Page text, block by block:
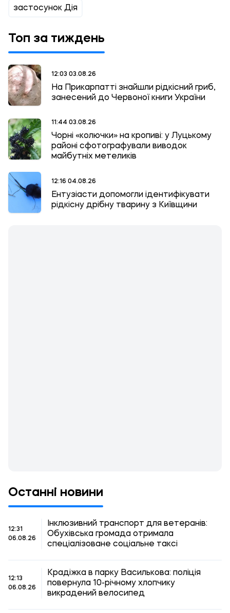
застосунок Дія
Топ за тиждень
12:03 03.08.26
На Прикарпатті знайшли рідкісний гриб,
занесений до Червоної книги України
11:44 03.08.26
Чорні «колючки» на кропиві: у Луцькому
районі сфотографували виводок
майбутніх метеликів
12:16 04.08.26
Ентузіасти допомогли ідентифікувати
рідкісну дрібну тварину з Київщини
Останні новини
12:31
06.08.26
Інклюзивний транспорт для ветеранів:
Обухівська громада отримала
спеціалізоване соціальне таксі
12:13
06.08.26
Крадіжка в парку Василькова: поліція
повернула 10-річному хлопчику
викрадений велосипед